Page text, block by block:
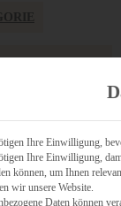
KÄSEKUCHEN
Ihre Einwilligung,
Ihre Einwilligung,
können, um Ihnen
wir unsere Website.
Daten können